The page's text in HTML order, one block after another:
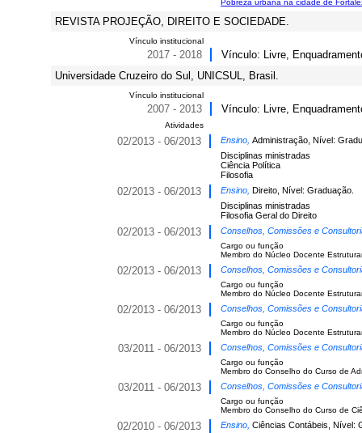
Pobreza urbana na cidade de
REVISTA PROJEÇÃO, DIREITO E SOCIEDADE.
Vínculo institucional
2017 - 2018
Vínculo: Livre,
Universidade Cruzeiro do Sul, UNICSUL, Brasil.
Vínculo institucional
2007 - 2013 Vínculo: Livre,
Atividades
02/2013 - 06/2013 Ensino, Administração, Nível:
Disciplinas ministradas
Ciência Política
Filosofia
02/2013 - 06/2013 Ensino, Direito, Nível: Graduação.
Disciplinas ministradas
Filosofia Geral do Direito
02/2013 - 06/2013 Conselhos, Comissões e
Cargo ou função
Membro do Núcleo Docente
02/2013 - 06/2013 Conselhos, Comissões e
Cargo ou função
Membro do Núcleo Docente
02/2013 - 06/2013 Conselhos, Comissões e
Cargo ou função
Membro do Núcleo Docente
03/2011 - 06/2013 Conselhos, Comissões e
Cargo ou função
Membro do Conselho do Curso de
03/2011 - 06/2013 Conselhos, Comissões e
Cargo ou função
Membro do Conselho do Curso de
02/2010 - 06/2013 Ensino, Ciências Contábeis, Nível: